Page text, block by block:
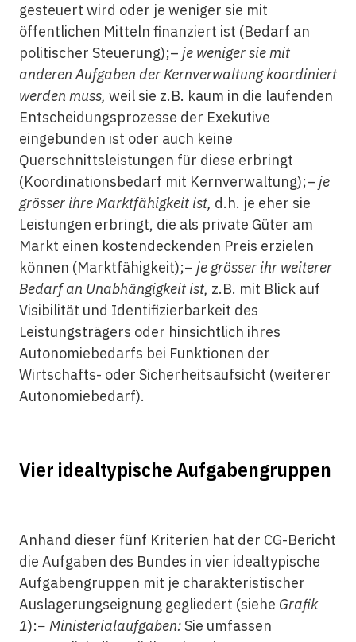
gesteuert wird oder je weniger sie mit
öffentlichen Mitteln finanziert ist (Bedarf an
politischer Steuerung);– je weniger sie mit
anderen Aufgaben der Kernverwaltung koordiniert
werden muss, weil sie z.B. kaum in die laufenden
Entscheidungsprozesse der Exekutive
eingebunden ist oder auch keine
Querschnittsleistungen für diese erbringt
(Koordinationsbedarf mit Kernverwaltung);– je
grösser ihre Marktfähigkeit ist, d.h. je eher sie
Leistungen erbringt, die als private Güter am
Markt einen kostendeckenden Preis erzielen
können (Marktfähigkeit);– je grösser ihr weiterer
Bedarf an Unabhängigkeit ist, z.B. mit Blick auf
Visibilität und Identifizierbarkeit des
Leistungsträgers oder hinsichtlich ihres
Autonomiebedarfs bei Funktionen der
Wirtschafts- oder Sicherheitsaufsicht (weiterer
Autonomiebedarf).
Vier idealtypische Aufgabengruppen
Anhand dieser fünf Kriterien hat der CG-Bericht
die Aufgaben des Bundes in vier idealtypische
Aufgabengruppen mit je charakteristischer
Auslagerungseignung gegliedert (siehe Grafik
1):− Ministerialaufgaben:Sie umfassen